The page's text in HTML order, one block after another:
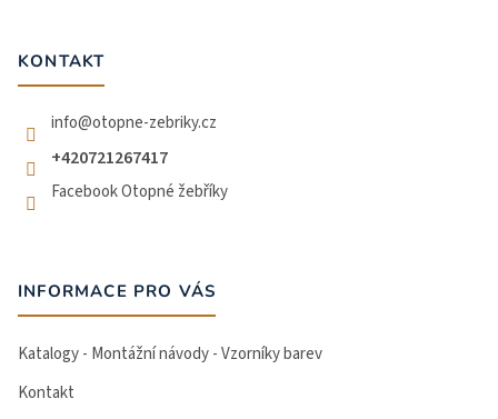
KONTAKT
info@otopne-zebriky.cz
+420721267417
Facebook Otopné žebříky
INFORMACE PRO VÁS
Katalogy - Montážní návody - Vzorníky barev
Kontakt